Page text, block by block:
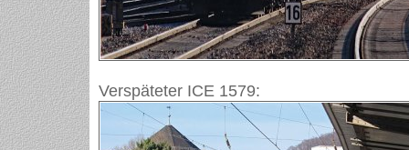
Verspäteter ICE 1579: